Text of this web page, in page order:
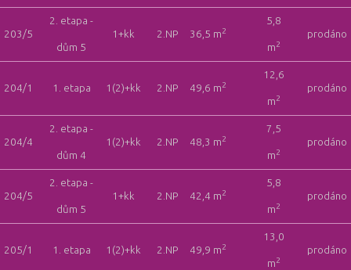
203/5
2. etapa -
dům 5
1+kk 2.NP 36,5 m2
5,8
m2
prodáno
204/1 1. etapa 1(2)+kk 2.NP 49,6 m2
12,6
m2
prodáno
204/4
2. etapa -
dům 4
1(2)+kk 2.NP 48,3 m2
7,5
m2
prodáno
204/5
2. etapa -
dům 5
1+kk 2.NP 42,4 m2
5,8
m2
prodáno
205/1 1. etapa 1(2)+kk 2.NP 49,9 m2
13,0
m2
prodáno